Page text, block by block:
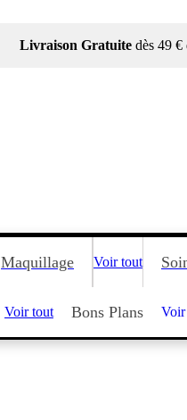
Livraison Gratuitedès 49 €
Maquillage Voir tout
Voir tout Bons Plans